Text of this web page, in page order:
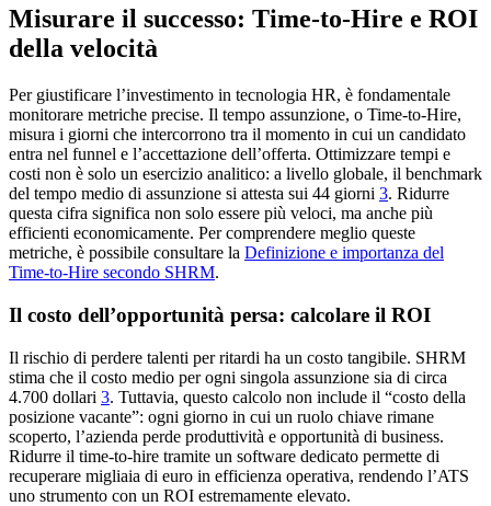
Misurare il successo: Time-to-Hire e ROI
della velocità
Per giustificare l’investimento in tecnologia HR, è fondamentale
monitorare metriche precise. Il tempo assunzione, o Time-to-Hire,
misura i giorni che intercorrono tra il momento in cui un candidato
entra nel funnel e l’accettazione dell’offerta. Ottimizzare tempi e
costi non è solo un esercizio analitico: a livello globale, il benchmark
del tempo medio di assunzione si attesta sui 44 giorni 3. Ridurre
questa cifra significa non solo essere più veloci, ma anche più
efficienti economicamente. Per comprendere meglio queste
metriche, è possibile consultare la Definizione e importanza del
Time-to-Hire secondo SHRM.
Il costo dell’opportunità persa: calcolare il ROI
Il rischio di perdere talenti per ritardi ha un costo tangibile. SHRM
stima che il costo medio per ogni singola assunzione sia di circa
4.700 dollari 3. Tuttavia, questo calcolo non include il “costo della
posizione vacante”: ogni giorno in cui un ruolo chiave rimane
scoperto, l’azienda perde produttività e opportunità di business.
Ridurre il time-to-hire tramite un software dedicato permette di
recuperare migliaia di euro in efficienza operativa, rendendo l’ATS
uno strumento con un ROI estremamente elevato.